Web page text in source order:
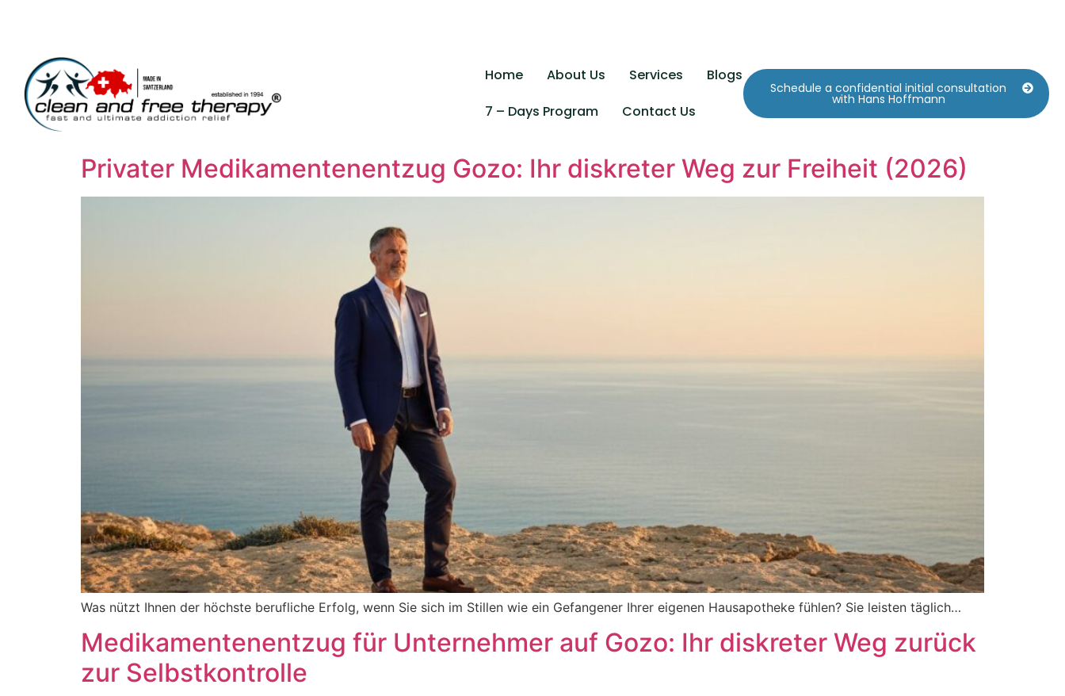
Home About Us Services
Blogs
7 – Days Program
Contact Us
Schedule a confidential initial consultation
with Hans Hoffmann
Privater Medikamentenentzug Gozo: Ihr diskreter Weg zur Freiheit (2026)
Was nützt Ihnen der höchste berufliche Erfolg, wenn Sie sich im Stillen wie ein Gefangener Ihrer eigenen Hausapotheke fühlen? Sie leisten täglich…
Medikamentenentzug für Unternehmer auf Gozo: Ihr diskreter Weg zurück
zur Selbstkontrolle